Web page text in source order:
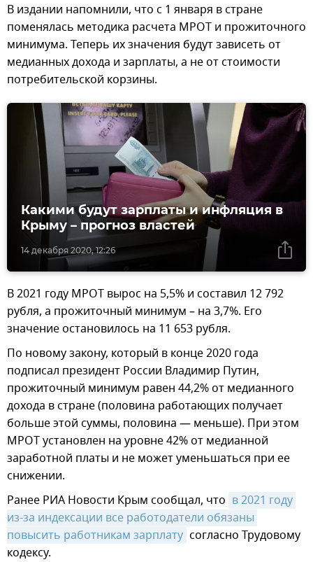
В издании напомнили, что с 1 января в стране
поменялась методика расчета МРОТ и прожиточного
минимума. Теперь их значения будут зависеть от
медианных дохода и зарплаты, а не от стоимости
потребительской корзины.
14 декабря 2020, 12:26
Какими будут зарплаты и инфляция в
Крыму – прогноз властей
В 2021 году МРОТ вырос на 5,5% и составил 12 792
рубля, а прожиточный минимум – на 3,7%. Его
значение остановилось на 11 653 рубля.
По новому закону, который в конце 2020 года
подписал президент России Владимир Путин,
прожиточный минимум равен 44,2% от медианного
дохода в стране (половина работающих получает
больше этой суммы, половина — меньше). При этом
МРОТ установлен на уровне 42% от медианной
заработной платы и не может уменьшаться при ее
снижении.
Ранее РИА Новости Крым сообщал, что в 2021 году
из-за индексации все работодатели обязаны
повысить работникам зарплату согласно Трудовому
кодексу.